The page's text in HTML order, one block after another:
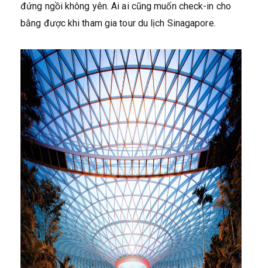
đứng ngồi không yên. Ai ai cũng muốn check-in cho
bằng được khi tham gia tour du lịch Sinagapore.